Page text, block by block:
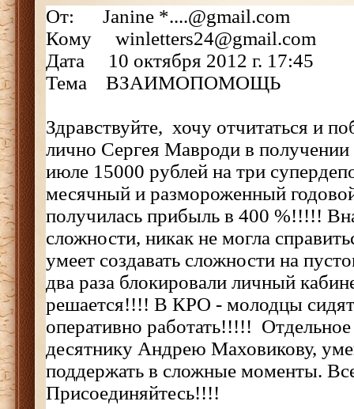
От: Janine *....@gmail.com
Кому winletters24@gmail.com
Дата 10 октября 2012 г. 17:45
Тема ВЗАИМОПОМОЩЬ
Здравствуйте, хочу отчитаться и
лично Сергея Мавроди в
июле 15000 рублей на три
месячный и размороженный
получилась прибыль в 400 %!!!!!
сложности, никак не могла
умеет создавать сложности на
два раза блокировали личный
решается!!!! В КРО - молодцы
оперативно работать!!!!!
десятнику Андрею Маховикову,
поддержать в сложные моменты.
Присоединяйтесь!!!!